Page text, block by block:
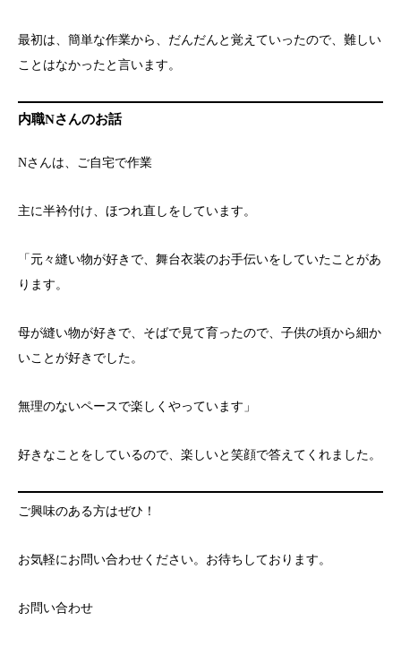
最初は、簡単な作業から、だんだんと覚えていったので、難しい
ことはなかったと言います。
内職Nさんのお話
Nさんは、ご自宅で作業
主に半衿付け、ほつれ直しをしています。
「元々縫い物が好きで、舞台衣装のお手伝いをしていたことがあ
ります。
母が縫い物が好きで、そばで見て育ったので、子供の頃から細か
いことが好きでした。
無理のないペースで楽しくやっています」
好きなことをしているので、楽しいと笑顔で答えてくれました。
ご興味のある方はぜひ！
お気軽にお問い合わせください。お待ちしております。
お問い合わせ